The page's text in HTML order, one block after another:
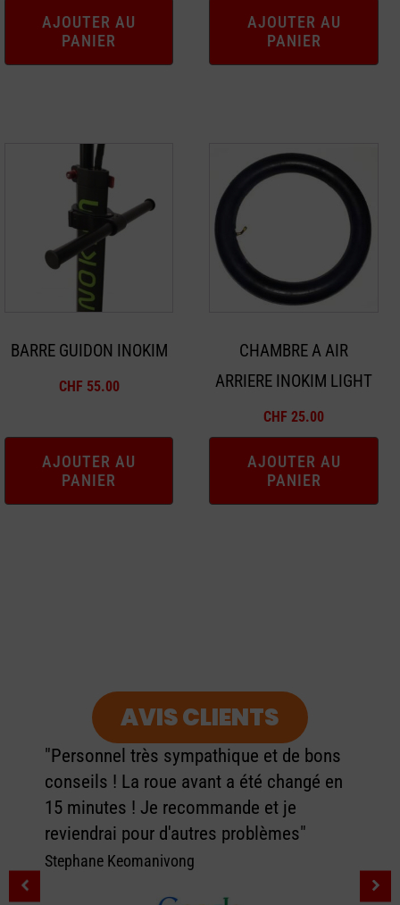
AJOUTER AU
PANIER
AJOUTER AU
PANIER
BARRE GUIDON INOKIM
CHF 55.00
AJOUTER AU
PANIER
CHAMBRE A AIR
ARRIERE INOKIM LIGHT
CHF 25.00
AJOUTER AU
PANIER
AVIS CLIENTS
"Personnel très sympathique et de bons
conseils ! La roue avant a été changé en
15 minutes ! Je recommande et je
reviendrai pour d'autres problèmes"
Stephane Keomanivong